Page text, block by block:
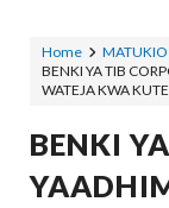
Home
MATUKIO
BENKI YA TIB
WATEJA KWA
BENKI